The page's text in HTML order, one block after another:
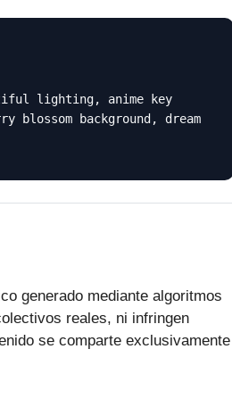
lighting, anime key
background, dream
generado mediante algoritmos
reales, ni infringen
se comparte exclusivamente